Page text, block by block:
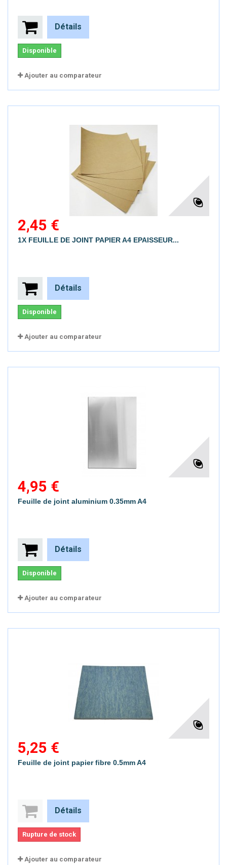
Détails
Disponible
Ajouter au comparateur
2,45 €
1X FEUILLE DE JOINT PAPIER A4 EPAISSEUR...
Détails
Disponible
Ajouter au comparateur
4,95 €
Feuille de joint aluminium 0.35mm A4
Détails
Disponible
Ajouter au comparateur
5,25 €
Feuille de joint papier fibre 0.5mm A4
Détails
Rupture de stock
Ajouter au comparateur